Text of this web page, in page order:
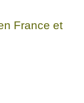
France et